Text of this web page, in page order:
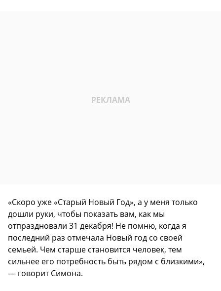
«Скоро уже «Старый Новый Год», а у меня только
дошли руки, чтобы показать вам, как мы
отпраздновали 31 декабря! Не помню, когда я
последний раз отмечала Новый год со своей
семьей. Чем старше становится человек, тем
сильнее его потребность быть рядом с близкими»,
— говорит Симона.